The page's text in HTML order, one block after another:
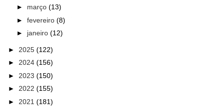
► março (13)
► fevereiro (8)
► janeiro (12)
► 2025 (122)
► 2024 (156)
► 2023 (150)
► 2022 (155)
► 2021 (181)